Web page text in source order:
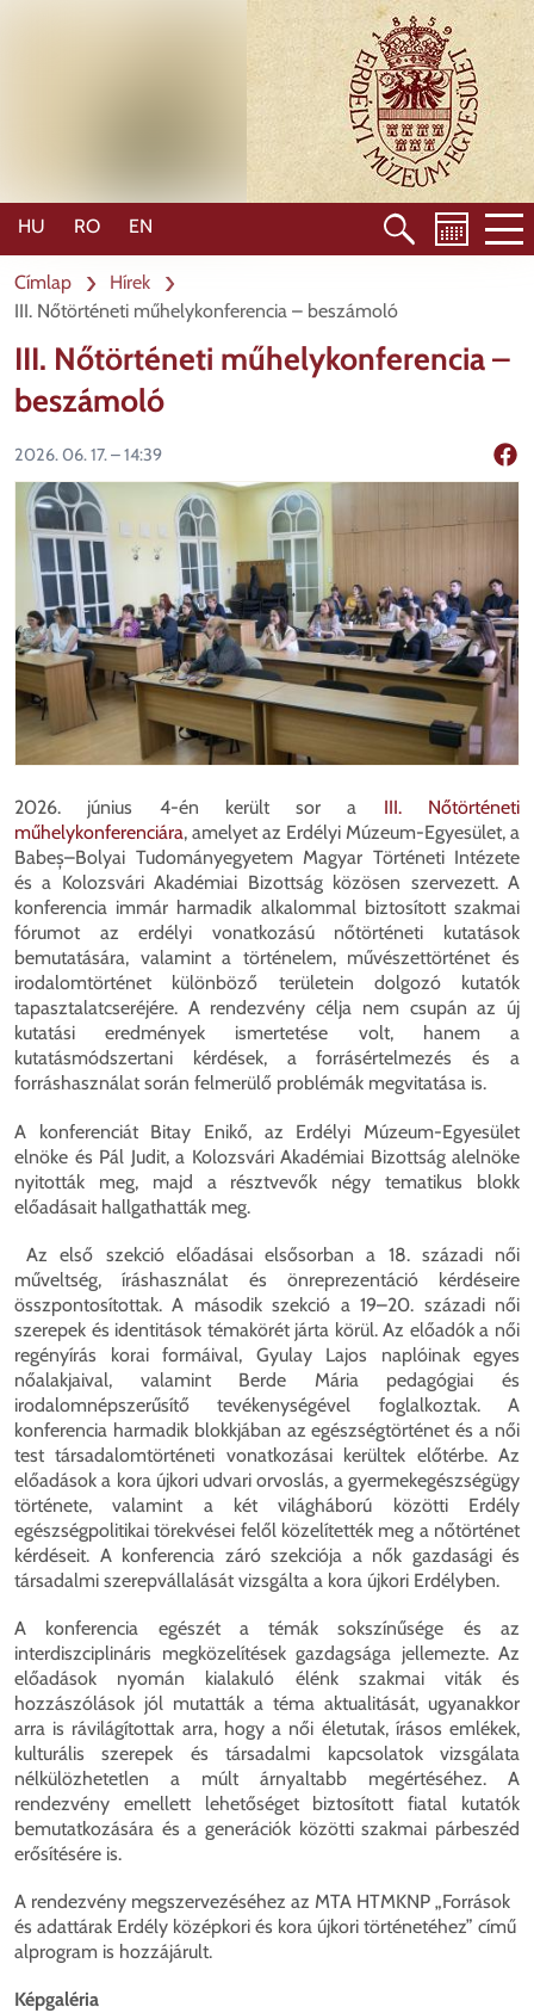
HU RO EN
Címlap
Hírek
III. Nőtörténeti műhelykonferencia – beszámoló
III. Nőtörténeti műhelykonferencia –
beszámoló
2026. 06. 17. – 14:39
2026. június 4-én került sor a III. Nőtörténeti
műhelykonferenciára, amelyet az Erdélyi Múzeum-Egyesület, a
Babeș–Bolyai Tudományegyetem Magyar Történeti Intézete
és a Kolozsvári Akadémiai Bizottság közösen szervezett. A
konferencia immár harmadik alkalommal biztosított szakmai
fórumot az erdélyi vonatkozású nőtörténeti kutatások
bemutatására, valamint a történelem, művészettörténet és
irodalomtörténet különböző területein dolgozó kutatók
tapasztalatcseréjére. A rendezvény célja nem csupán az új
kutatási eredmények ismertetése volt, hanem a
kutatásmódszertani kérdések, a forrásértelmezés és a
forráshasználat során felmerülő problémák megvitatása is.
A konferenciát Bitay Enikő, az Erdélyi Múzeum-Egyesület
elnöke és Pál Judit, a Kolozsvári Akadémiai Bizottság alelnöke
nyitották meg, majd a résztvevők négy tematikus blokk
előadásait hallgathatták meg.
Az első szekció előadásai elsősorban a 18. századi női
műveltség, íráshasználat és önreprezentáció kérdéseire
összpontosítottak. A második szekció a 19–20. századi női
szerepek és identitások témakörét járta körül. Az előadók a női
regényírás korai formáival, Gyulay Lajos naplóinak egyes
nőalakjaival, valamint Berde Mária pedagógiai és
irodalomnépszerűsítő tevékenységével foglalkoztak. A
konferencia harmadik blokkjában az egészségtörténet és a női
test társadalomtörténeti vonatkozásai kerültek előtérbe. Az
előadások a kora újkori udvari orvoslás, a gyermekegészségügy
története, valamint a két világháború közötti Erdély
egészségpolitikai törekvései felől közelítették meg a nőtörténet
kérdéseit. A konferencia záró szekciója a nők gazdasági és
társadalmi szerepvállalását vizsgálta a kora újkori Erdélyben.
A konferencia egészét a témák sokszínűsége és az
interdiszciplináris megközelítések gazdagsága jellemezte. Az
előadások nyomán kialakuló élénk szakmai viták és
hozzászólások jól mutatták a téma aktualitását, ugyanakkor
arra is rávilágítottak arra, hogy a női életutak, írásos emlékek,
kulturális szerepek és társadalmi kapcsolatok vizsgálata
nélkülözhetetlen a múlt árnyaltabb megértéséhez. A
rendezvény emellett lehetőséget biztosított fiatal kutatók
bemutatkozására és a generációk közötti szakmai párbeszéd
erősítésére is.
A rendezvény megszervezéséhez az MTA HTMKNP „Források
és adattárak Erdély középkori és kora újkori történetéhez” című
alprogram is hozzájárult.
Képgaléria